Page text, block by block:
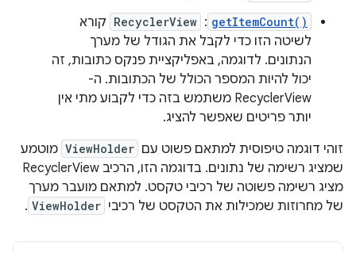
getItemCount()
: ‫
RecyclerView קורא
לשיטה הזו כדי לקבל את הגודל של מערך
הנתונים. לדוגמה, באפליקציית פנקס כתובות, זה
יכול להיות המספר הכולל של הכתובות. ה-
RecyclerView משתמש בזה כדי לקבוע מתי אין
יותר פריטים שאפשר להציג.
זוהי דוגמה טיפוסית למתאם פשוט עם ViewHolder מוטמע
שמציג רשימה של נתונים. בדוגמה הזו, הרכיב RecyclerView
מציג רשימה פשוטה של רכיבי טקסט. למתאם מועבר מערך
של מחרוזות שמכילות את הטקסט של רכיבי ViewHolder
.